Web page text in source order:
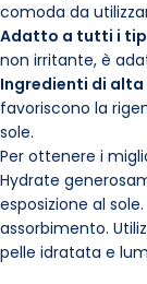
comoda da
Adatto a tutti i
non irritante, è
Ingredienti di
favoriscono la
sole.
Per ottenere i
Hydrate
esposizione al
assorbimento.
pelle idratata e